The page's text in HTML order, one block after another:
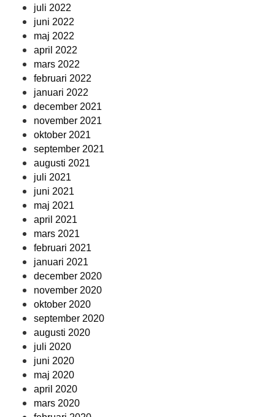
juli 2022
juni 2022
maj 2022
april 2022
mars 2022
februari 2022
januari 2022
december 2021
november 2021
oktober 2021
september 2021
augusti 2021
juli 2021
juni 2021
maj 2021
april 2021
mars 2021
februari 2021
januari 2021
december 2020
november 2020
oktober 2020
september 2020
augusti 2020
juli 2020
juni 2020
maj 2020
april 2020
mars 2020